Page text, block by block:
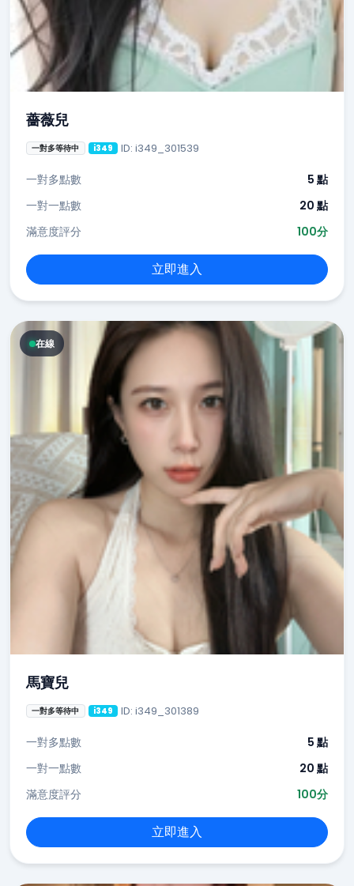
薔薇兒
一對多等待中 i349 ID: i349_301539
一對多點數
5 點
一對一點數
20 點
滿意度評分
100分
立即進入
在線
馬寶兒
一對多等待中 i349 ID: i349_301389
一對多點數
5 點
一對一點數
20 點
滿意度評分
100分
立即進入